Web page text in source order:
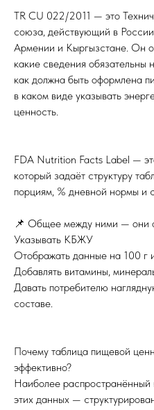
TR CU 022/2011 — это
союза, действующий в
Армении и Кыргызстане. Он
какие сведения обязательны
как должна быть оформлена
в каком виде указывать
ценность.
FDA Nutrition Facts Label —
который задаёт структуру
порциям, % дневной нормы и
📌 Общее между ними — они
Указывать КБЖУ
Отображать данные на 100 г
Добавлять витамины,
Давать потребителю
составе.
Почему таблица пищевой
эффективно?
Наиболее распространённый
этих данных —